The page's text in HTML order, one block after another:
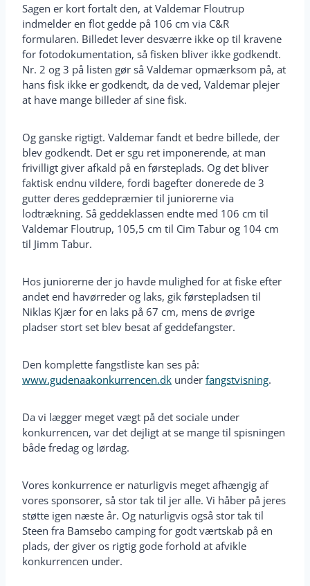
Sagen er kort fortalt den, at Valdemar Floutrup
indmelder en flot gedde på 106 cm via C&R
formularen. Billedet lever desværre ikke op til kravene
for fotodokumentation, så fisken bliver ikke godkendt.
Nr. 2 og 3 på listen gør så Valdemar opmærksom på, at
hans fisk ikke er godkendt, da de ved, Valdemar plejer
at have mange billeder af sine fisk.
Og ganske rigtigt. Valdemar fandt et bedre billede, der
blev godkendt. Det er sgu ret imponerende, at man
frivilligt giver afkald på en førsteplads. Og det bliver
faktisk endnu vildere, fordi bagefter donerede de 3
gutter deres geddepræmier til juniorerne via
lodtrækning. Så geddeklassen endte med 106 cm til
Valdemar Floutrup, 105,5 cm til Cim Tabur og 104 cm
til Jimm Tabur.
Hos juniorerne der jo havde mulighed for at fiske efter
andet end havørreder og laks, gik førstepladsen til
Niklas Kjær for en laks på 67 cm, mens de øvrige
pladser stort set blev besat af geddefangster.
Den komplette fangstliste kan ses på:
www.gudenaakonkurrencen.dk under fangstvisning.
Da vi lægger meget vægt på det sociale under
konkurrencen, var det dejligt at se mange til spisningen
både fredag og lørdag.
Vores konkurrence er naturligvis meget afhængig af
vores sponsorer, så stor tak til jer alle. Vi håber på jeres
støtte igen næste år. Og naturligvis også stor tak til
Steen fra Bamsebo camping for godt værtskab på en
plads, der giver os rigtig gode forhold at afvikle
konkurrencen under.